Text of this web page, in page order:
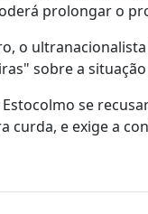
prolongar o
o
sobre a
se
e exige a